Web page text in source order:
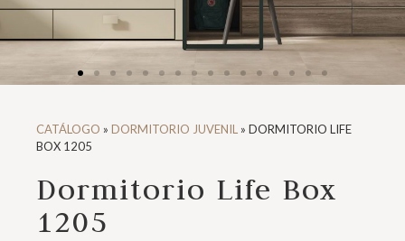
CATÁLOGO » DORMITORIO JUVENIL » DORMITORIO LIFE
BOX 1205
Dormitorio Life Box
1205